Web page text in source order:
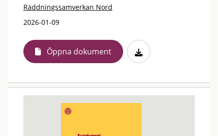
Räddningssamverkan Nord
2026-01-09
Öppna dokument